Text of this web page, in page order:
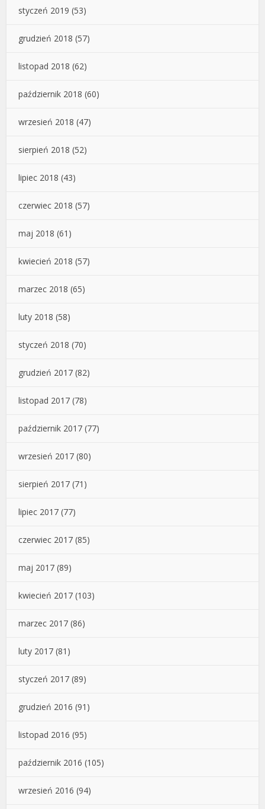
styczeń 2019 (53)
grudzień 2018 (57)
listopad 2018 (62)
październik 2018 (60)
wrzesień 2018 (47)
sierpień 2018 (52)
lipiec 2018 (43)
czerwiec 2018 (57)
maj 2018 (61)
kwiecień 2018 (57)
marzec 2018 (65)
luty 2018 (58)
styczeń 2018 (70)
grudzień 2017 (82)
listopad 2017 (78)
październik 2017 (77)
wrzesień 2017 (80)
sierpień 2017 (71)
lipiec 2017 (77)
czerwiec 2017 (85)
maj 2017 (89)
kwiecień 2017 (103)
marzec 2017 (86)
luty 2017 (81)
styczeń 2017 (89)
grudzień 2016 (91)
listopad 2016 (95)
październik 2016 (105)
wrzesień 2016 (94)